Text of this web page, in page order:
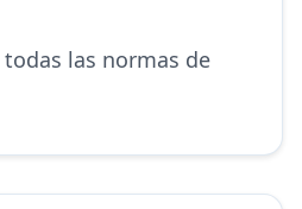
las normas de